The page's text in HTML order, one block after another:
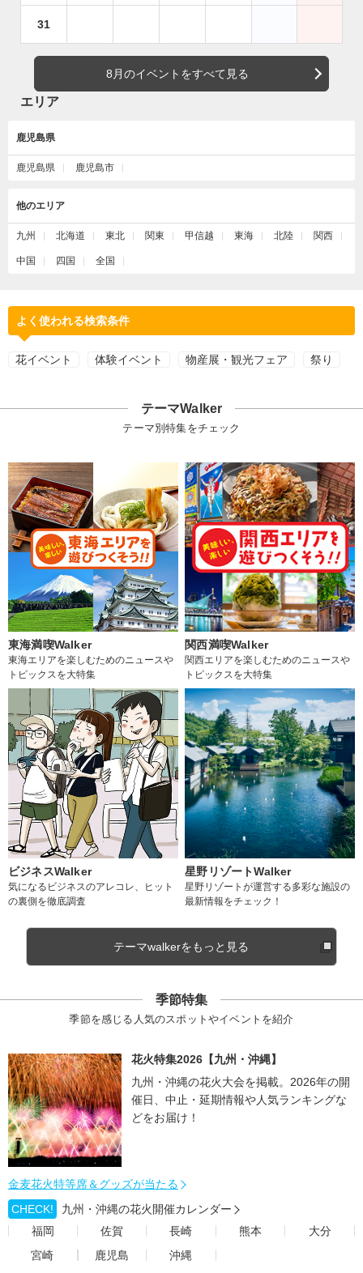
31
8月のイベントをすべて見る
エリア
鹿児島県
鹿児島県 鹿児島市
他のエリア
九州 北海道 東北 関東 甲信越 東海 北陸 関西
中国 四国 全国
よく使われる検索条件
花イベント 体験イベント 物産展・観光フェア 祭り
テーマWalker
テーマ別特集をチェック
東海満喫Walker
東海エリアを楽しむためのニュースや
トピックスを大特集
関西満喫Walker
関西エリアを楽しむためのニュースや
トピックスを大特集
ビジネスWalker
気になるビジネスのアレコレ、ヒット
の裏側を徹底調査
星野リゾートWalker
星野リゾートが運営する多彩な施設の
最新情報をチェック！
テーマwalkerをもっと見る
季節特集
季節を感じる人気のスポットやイベントを紹介
花火特集2026【九州・沖縄】
九州・沖縄の花火大会を掲載。2026年の開
催日、中止・延期情報や人気ランキングな
どをお届け！
金麦花火特等席＆グッズが当たる
CHECK!
九州・沖縄の花火開催カレンダー
福岡
佐賀 長崎 熊本
大分
宮崎
鹿児島 沖縄